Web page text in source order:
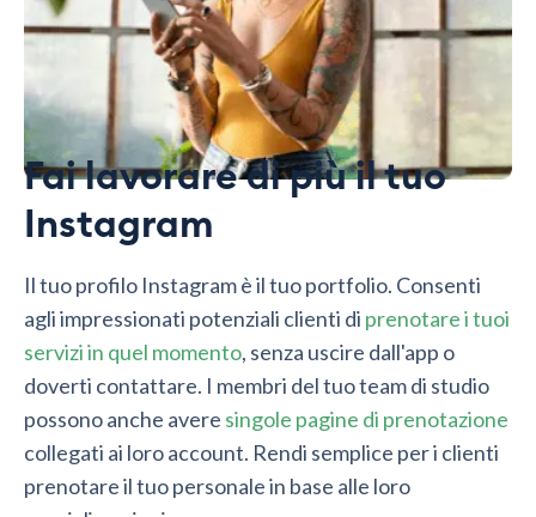
Fai lavorare di più il tuo
Instagram
Il tuo profilo Instagram è il tuo portfolio. Consenti
agli impressionati potenziali clienti di prenotare i tuoi
servizi in quel momento, senza uscire dall'app o
doverti contattare. I membri del tuo team di studio
possono anche avere singole pagine di prenotazione
collegati ai loro account. Rendi semplice per i clienti
prenotare il tuo personale in base alle loro